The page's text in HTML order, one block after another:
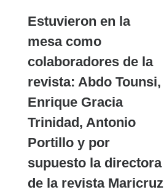
Estuvieron en la
mesa como
colaboradores de la
revista: Abdo Tounsi,
Enrique Gracia
Trinidad, Antonio
Portillo y por
supuesto la directora
de la revista Maricruz